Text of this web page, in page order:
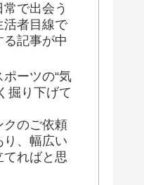
で出会う
活者目線で
記事が中
ーツの“気
掘り下げて
クのご依頼
り、幅広い
てればと思